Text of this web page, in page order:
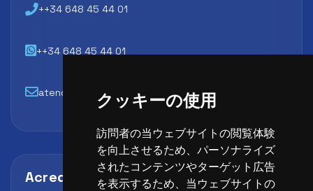
クッキーの使用
訪問者の当ウェブサイトの閲覧体験
を向上させるため、パーソナライズ
されたコンテンツやターゲット広告
を表示するため、当ウェブサイトの
++34 648 45 44 01
++34 648 45 44 01
atencion@futbollab.com
Acreditaciones y alianzas